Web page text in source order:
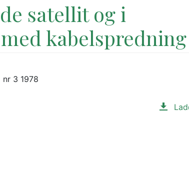
satellit og i
kabelspredning
3 1978